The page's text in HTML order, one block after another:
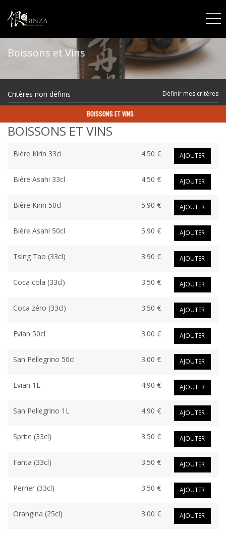
Boissons et Vins
Critères non définis Définir mes critères
BOISSONS ET VINS
BOISSONS ET VINS
Bière Kirin 33cl 4.50 € AJOUTER
Bière Asahi 33cl 4.50 € AJOUTER
Bière Kirin 50cl 5.90 € AJOUTER
Bière Asahi 50cl 5.90 € AJOUTER
Tsing Tao (33cl) 3.90 € AJOUTER
Coca cola (33cl) 3.50 € AJOUTER
Coca zéro (33cl) 3.50 € AJOUTER
Evian 50cl 3.00 € AJOUTER
San Pellegrino 50cl 3.00 € AJOUTER
Evian 1L 4.90 € AJOUTER
San Pellegrino 1L 4.90 € AJOUTER
Sprite (33cl) 3.50 € AJOUTER
Fanta (33cl) 3.50 € AJOUTER
Perrier (33cl) 3.50 € AJOUTER
Orangina (25cl) 3.00 € AJOUTER